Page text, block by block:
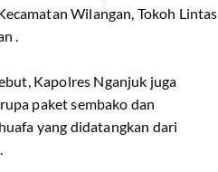
Wilangan, Tokoh Lintas
.
Kapolres Nganjuk juga
paket sembako dan
yang didatangkan dari